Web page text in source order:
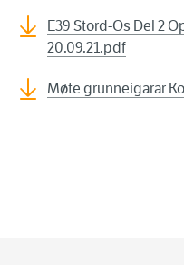
E39 Stord-Os Del 2
20.09.21.pdf
Møte grunneigarar